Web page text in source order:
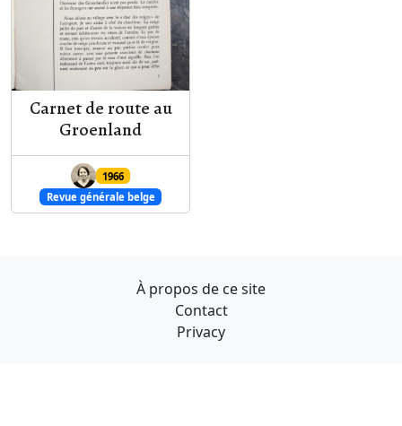
Carnet de route au
Groenland
1966
Revue générale belge
À propos de ce site
Contact
Privacy